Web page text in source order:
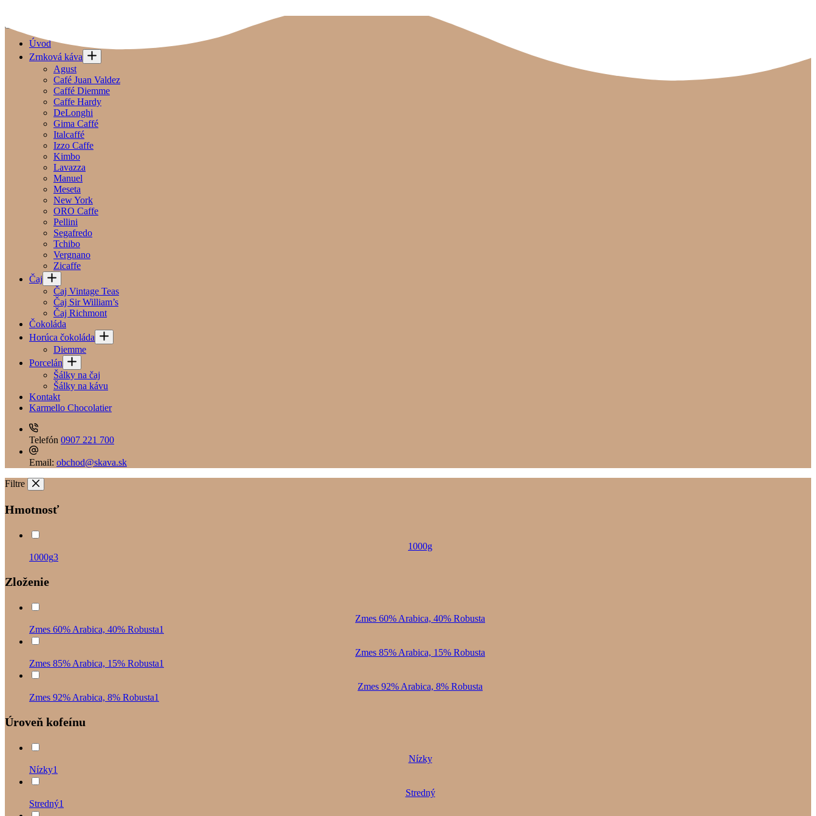
Úvod
Zrnková káva
Agust
Café Juan Valdez
Caffé Diemme
Caffe Hardy
DeLonghi
Gima Caffé
Italcaffé
Izzo Caffe
Kimbo
Lavazza
Manuel
Meseta
New York
ORO Caffe
Pellini
Segafredo
Tchibo
Vergnano
Zicaffe
Čaj
Čaj Vintage Teas
Čaj Sir William’s
Čaj Richmont
Čokoláda
Horúca čokoláda
Diemme
Porcelán
Šálky na čaj
Šálky na kávu
Kontakt
Karmello Chocolatier
Telefón 0907 221 700
Email: obchod@skava.sk
Filtre
Hmotnosť
1000g
1000g3
Zloženie
Zmes 60% Arabica, 40% Robusta
Zmes 60% Arabica, 40% Robusta1
Zmes 85% Arabica, 15% Robusta
Zmes 85% Arabica, 15% Robusta1
Zmes 92% Arabica, 8% Robusta
Zmes 92% Arabica, 8% Robusta1
Úroveň kofeínu
Nízky
Nízky1
Stredný
Stredný1